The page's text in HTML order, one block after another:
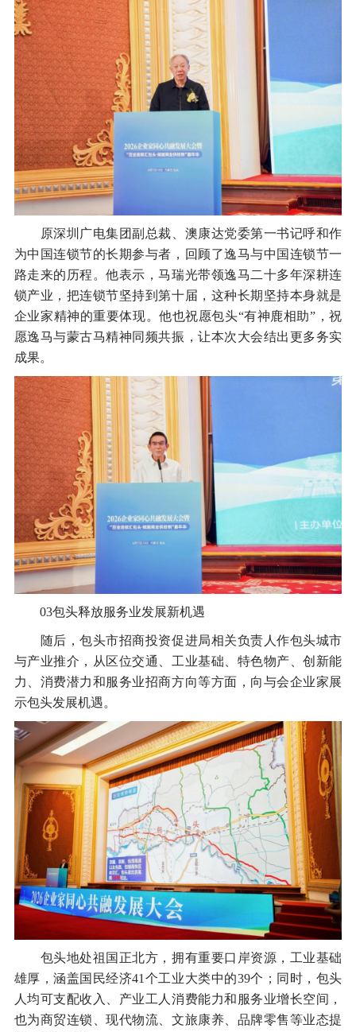
原深圳广电集团副总裁、澳康达党委第一书记呼和作
为中国连锁节的长期参与者，回顾了逸马与中国连锁节一
路走来的历程。他表示，马瑞光带领逸马二十多年深耕连
锁产业，把连锁节坚持到第十届，这种长期坚持本身就是
企业家精神的重要体现。他也祝愿包头“有神鹿相助”，祝
愿逸马与蒙古马精神同频共振，让本次大会结出更多务实
成果。
03包头释放服务业发展新机遇
随后，包头市招商投资促进局相关负责人作包头城市
与产业推介，从区位交通、工业基础、特色物产、创新能
力、消费潜力和服务业招商方向等方面，向与会企业家展
示包头发展机遇。
包头地处祖国正北方，拥有重要口岸资源，工业基础
雄厚，涵盖国民经济41个工业大类中的39个；同时，包头
人均可支配收入、产业工人消费能力和服务业增长空间，
也为商贸连锁、现代物流、文旅康养、品牌零售等业态提